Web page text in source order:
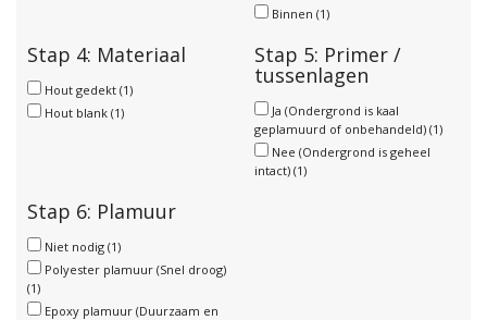
Binnen (1)
Stap 4: Materiaal
Hout gedekt (1)
Hout blank (1)
Stap 5: Primer /
tussenlagen
Ja (Ondergrond is kaal
geplamuurd of onbehandeld) (1)
Nee (Ondergrond is geheel
intact) (1)
Stap 6: Plamuur
Niet nodig (1)
Polyester plamuur (Snel droog)
(1)
Epoxy plamuur (Duurzaam en